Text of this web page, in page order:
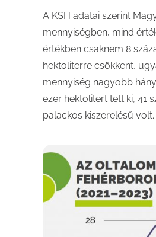
A KSH adatai szerint
mennyiségben, mind
értékben csaknem 8
hektoliterre csökkent,
mennyiség nagyobb
ezer hektolitert tett ki, 41
palackos kiszerelésű volt.